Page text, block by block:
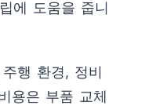
에 도움을 줍니
행 환경, 정비
용은 부품 교체